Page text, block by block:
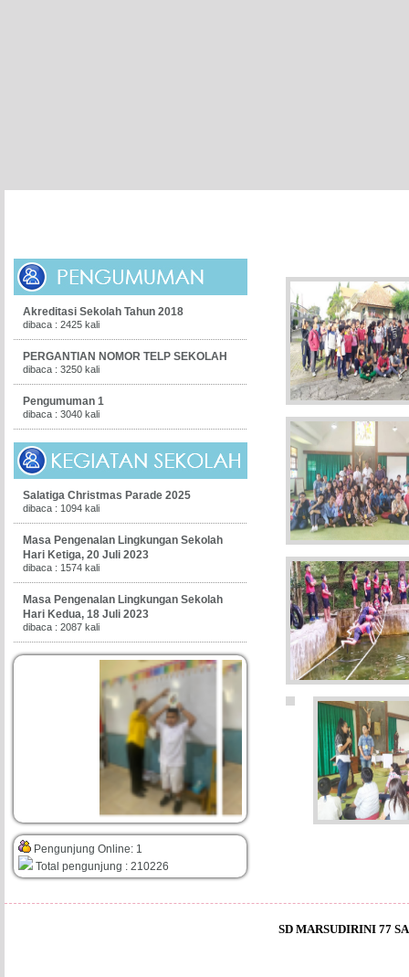
Akreditasi Sekolah Tahun 2018
dibaca : 2425 kali
PERGANTIAN NOMOR TELP SEKOLAH
dibaca : 3250 kali
Pengumuman 1
dibaca : 3040 kali
Salatiga Christmas Parade 2025
dibaca : 1094 kali
Masa Pengenalan Lingkungan Sekolah
Hari Ketiga, 20 Juli 2023
dibaca : 1574 kali
Masa Pengenalan Lingkungan Sekolah
Hari Kedua, 18 Juli 2023
dibaca : 2087 kali
Pengunjung Online: 1
Total pengunjung : 210226
SD MARSUDIRINI 77